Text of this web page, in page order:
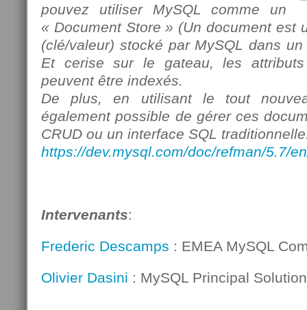
pouvez utiliser MySQL comme un
« Document Store » (Un document est
(clé/valeur) stocké par MySQL dans
Et cerise sur le gateau, les
peuvent être indexés.
De plus, en utilisant le tout
également possible de gérer ces
CRUD ou un interface SQL
https://dev.mysql.com/doc/refman/5.7/
Intervenants:
Frederic Descamps : EMEA MySQL
Olivier Dasini : MySQL Principal